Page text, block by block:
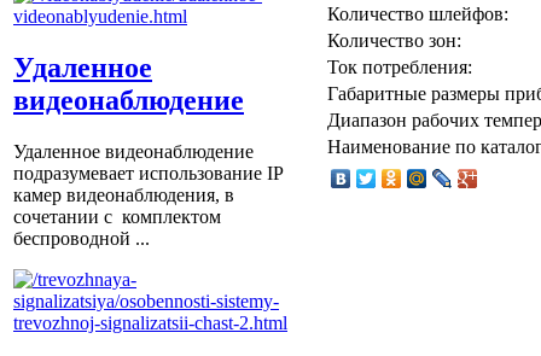
Удаленное
видеонаблюдение
Удаленное видеонаблюдение
подразумевает использование IP
камер видеонаблюдения, в
сочетании с комплектом
беспроводной ...
Количество шлейфов:
Количество зон:
Ток потребления:
Габаритные размеры
Диапазон рабочих
Наименование по